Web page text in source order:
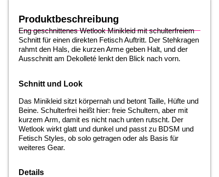
Produktbeschreibung
Eng geschnittenes Wetlook Minikleid mit schulterfreiem
Schnitt für einen direkten Fetisch Auftritt. Der Stehkragen
rahmt den Hals, die kurzen Arme geben Halt, und der
Ausschnitt am Dekolleté lenkt den Blick nach vorn.
Schnitt und Look
Das Minikleid sitzt körpernah und betont Taille, Hüfte und
Beine. Schulterfrei heißt hier: freie Schultern, aber mit
kurzem Arm, damit es nicht nach unten rutscht. Der
Wetlook wirkt glatt und dunkel und passt zu BDSM und
Fetisch Styles, ob solo getragen oder als Basis für
weiteres Gear.
Details